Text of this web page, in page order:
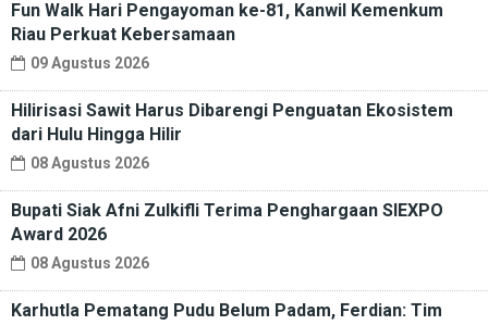
Fun Walk Hari Pengayoman ke-81, Kanwil Kemenkum
Riau Perkuat Kebersamaan
09 Agustus 2026
Hilirisasi Sawit Harus Dibarengi Penguatan Ekosistem
dari Hulu Hingga Hilir
08 Agustus 2026
Bupati Siak Afni Zulkifli Terima Penghargaan SIEXPO
Award 2026
08 Agustus 2026
Karhutla Pematang Pudu Belum Padam, Ferdian: Tim